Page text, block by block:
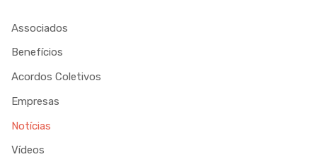
Associados
Benefícios
Acordos Coletivos
Empresas
Notícias
Vídeos